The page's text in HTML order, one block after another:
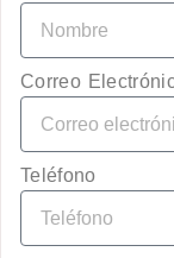
Correo
Teléfono